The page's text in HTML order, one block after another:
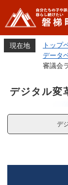
ジ
の
先
現在地 トップ
データ
審議会
デジタル変
デ